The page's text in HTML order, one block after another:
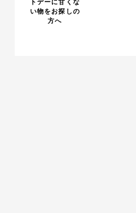
トデーに甘くな
い物をお探しの
方へ